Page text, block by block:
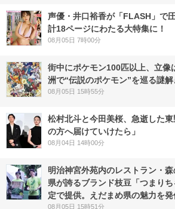
声優・井口裕香が「FLASH」で
計18ページにわたる大特集に！
08月05日 7時00分
街中にポケモン100匹以上、立
洲で“伝説のポケモン”を巡る謎解
08月05日 15時55分
松村北斗と今田美桜、急逝した
の方へ届けていけたら」
08月04日 14時00分
明治神宮外苑内のレストラン・
県が誇るブランド枝豆「つまり
定で提供。えだまめ県の魅力を発
08月05日 15時51分